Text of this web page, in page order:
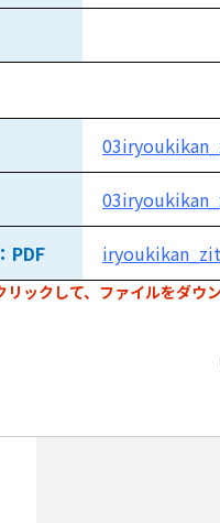
PDF
ックして、ファイルをダウ